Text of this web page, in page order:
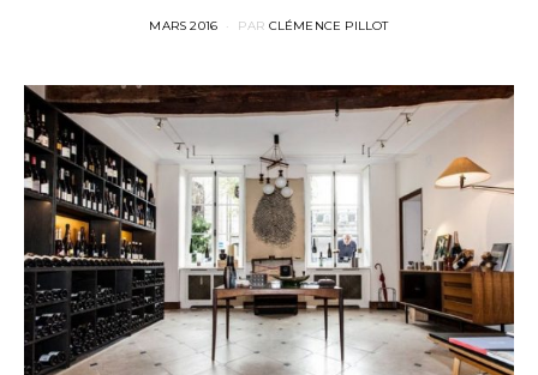
POSTED
MARS 2016 PAR CLÉMENCE PILLOT